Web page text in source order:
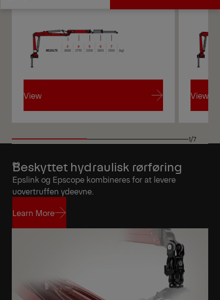
View View
1/7
Beskyttet hydraulisk rørføring
Epslink og Epscope kombineres for at levere
uovertruffen ydeevne.
Learn More